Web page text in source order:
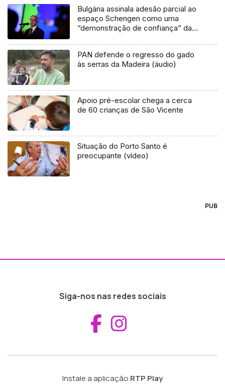
Bulgária assinala adesão parcial ao
espaço Schengen como uma
“demonstração de confiança” da
PAN defende o regresso do gado
às serras da Madeira (áudio)
Apoio pré-escolar chega a cerca
de 60 crianças de São Vicente
Situação do Porto Santo é
preocupante (vídeo)
PUB
Siga-nos nas redes sociais
Aceder ao
Instale a aplicação RTP Play